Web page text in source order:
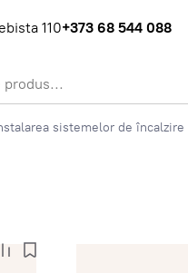
110+373 68 544 088
sistemelor de încalzire